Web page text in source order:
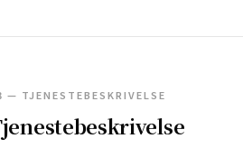
— TJENESTEBESKRIVELSE